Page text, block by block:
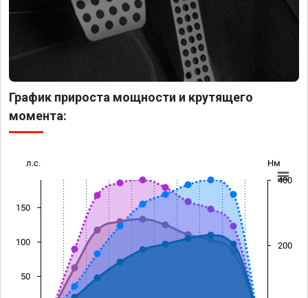
График прироста мощности и крутящего
момента:
л.с. Нм
50
100
150
200
400